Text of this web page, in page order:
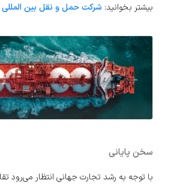
بیشتر بخوانید: شرکت حمل و نقل بین المللی
سخن پایانی
با توجه به رشد تجارت جهانی انتظار می‌رود